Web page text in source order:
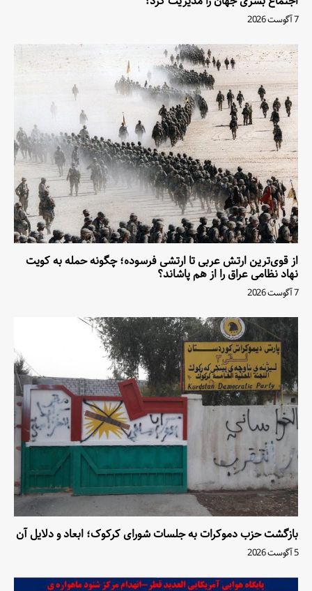
7 آگوست 2026
از قوی‌ترین ارتش عربی تا ارتشی فرسوده؛ چگونه حمله به کویت
نهاد نظامی عراق را از هم پاشاند؟
7 آگوست 2026
بازگشت حزب دموکرات به جلسات شورای کرکوک؛ ابعاد و دلایل آن
5 آگوست 2026